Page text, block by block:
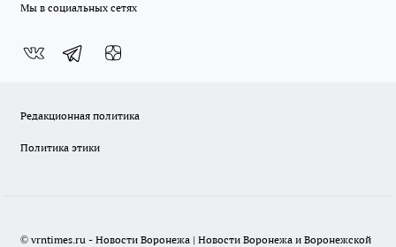
Мы в социальных сетях
Редакционная политика
Политика этики
© vrntimes.ru - Новости Воронежа | Новости Воронежа и Воронежской